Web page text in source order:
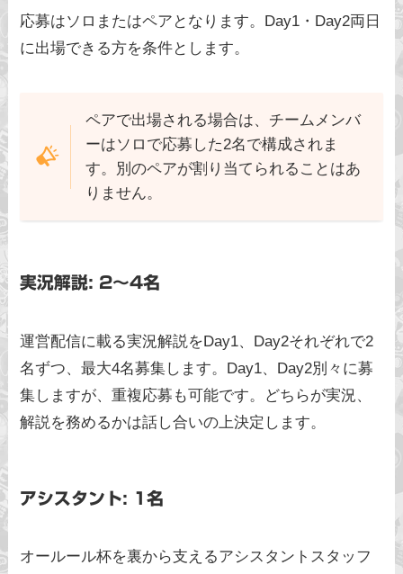
応募はソロまたはペアとなります。Day1・Day2両日
に出場できる方を条件とします。
ペアで出場される場合は、チームメンバ
ーはソロで応募した2名で構成されま
す。別のペアが割り当てられることはあ
りません。
実況解説: 2〜4名
運営配信に載る実況解説をDay1、Day2それぞれで2
名ずつ、最大4名募集します。Day1、Day2別々に募
集しますが、重複応募も可能です。どちらが実況、
解説を務めるかは話し合いの上決定します。
アシスタント: 1名
オールール杯を裏から支えるアシスタントスタッフ